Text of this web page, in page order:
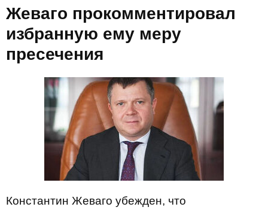
Жеваго прокомментировал
избранную ему меру
пресечения
Константин Жеваго убежден, что